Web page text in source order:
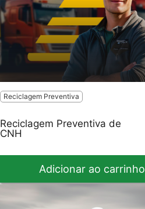
Reciclagem Preventiva
Reciclagem Preventiva de
CNH
Adicionar ao carrinho